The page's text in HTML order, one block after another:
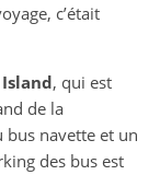
c’était
, qui est
de la
navette et un
des bus est